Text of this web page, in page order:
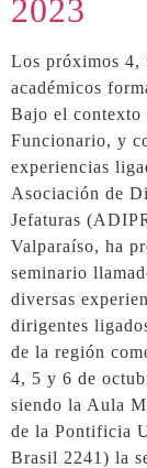
2023
Los próximos 4,
académicos
Bajo el contexto
Funcionario, y
experiencias
Asociación de
Jefaturas
Valparaíso, ha
seminario
diversas
dirigentes
de la región
4, 5 y 6 de
siendo la Aula
de la Pontificia
Brasil 2241) la